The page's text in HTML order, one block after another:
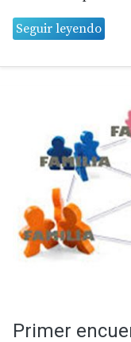
Seguir leyendo
Primer